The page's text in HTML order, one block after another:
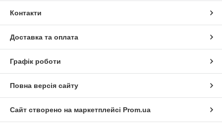
Контакти
Доставка та оплата
Графік роботи
Повна версія сайту
Сайт створено на маркетплейсі Prom.ua